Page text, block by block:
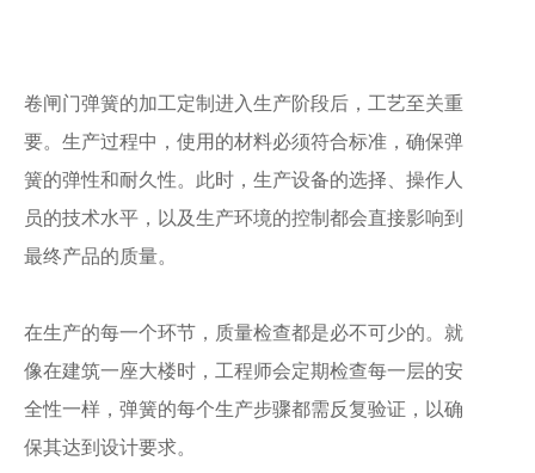
卷闸门弹簧的加工定制进入生产阶段后，工艺至关重
要。生产过程中，使用的材料必须符合标准，确保弹
簧的弹性和耐久性。此时，生产设备的选择、操作人
员的技术水平，以及生产环境的控制都会直接影响到
最终产品的质量。
在生产的每一个环节，质量检查都是必不可少的。就
像在建筑一座大楼时，工程师会定期检查每一层的安
全性一样，弹簧的每个生产步骤都需反复验证，以确
保其达到设计要求。